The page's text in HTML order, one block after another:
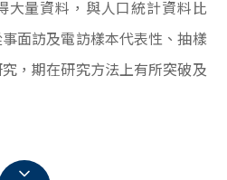
大量資料，與人口統計資料比
面訪及電訪樣本代表性、抽樣
，期在研究方法上有所突破及